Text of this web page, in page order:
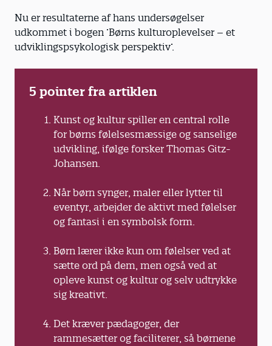
Nu er resultaterne af hans undersøgelser
udkommet i bogen ’Børns kulturoplevelser – et
udviklingspsykologisk perspektiv’.
5 pointer fra artiklen
Kunst og kultur spiller en central rolle
for børns følelsesmæssige og sanselige
udvikling, ifølge forsker Thomas Gitz-
Johansen.
Når børn synger, maler eller lytter til
eventyr, arbejder de aktivt med følelser
og fantasi i en symbolsk form.
Børn lærer ikke kun om følelser ved at
sætte ord på dem, men også ved at
opleve kunst og kultur og selv udtrykke
sig kreativt.
Det kræver pædagoger, der
rammesætter og faciliterer, så børnene